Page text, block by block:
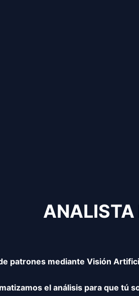
ANALISTA
patrones mediante Visión
el análisis para que tú